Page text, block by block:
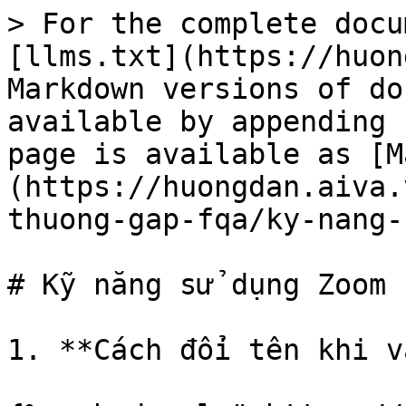
> For the complete
[llms.txt](https://
Markdown versions of
available by
page is available as
(https://
thuong-gap-fqa/ky-nang-
# Kỹ năng sử dụng Zoom
1. **Cách đổi tên khi